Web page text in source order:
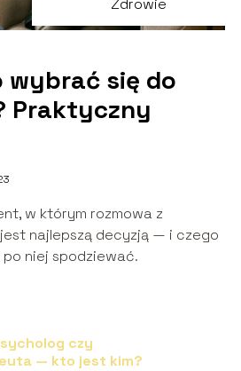
Zdrowie
wybrać się do
Praktyczny
w którym rozmowa z
najlepszą decyzją — i czego
niej spodziewać.
czy
— kto jest kim?